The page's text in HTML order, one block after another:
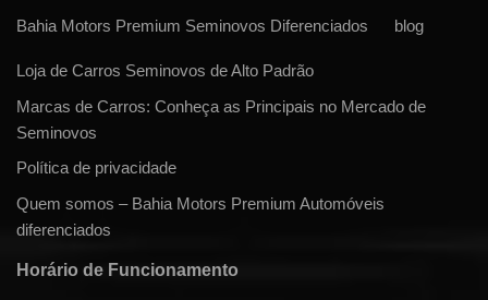
Bahia Motors Premium Seminovos Diferenciados blog
Loja de Carros Seminovos de Alto Padrão
Marcas de Carros: Conheça as Principais no Mercado de
Seminovos
Política de privacidade
Quem somos – Bahia Motors Premium Automóveis
diferenciados
Horário de Funcionamento